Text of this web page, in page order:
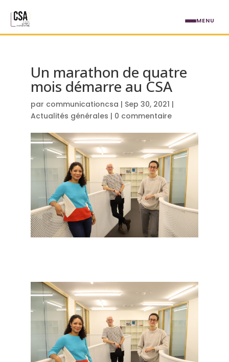
Un marathon de quatre
mois démarre au CSA
par communicationcsa | Sep 30, 2021 |
Actualités générales | 0 commentaire
MENU